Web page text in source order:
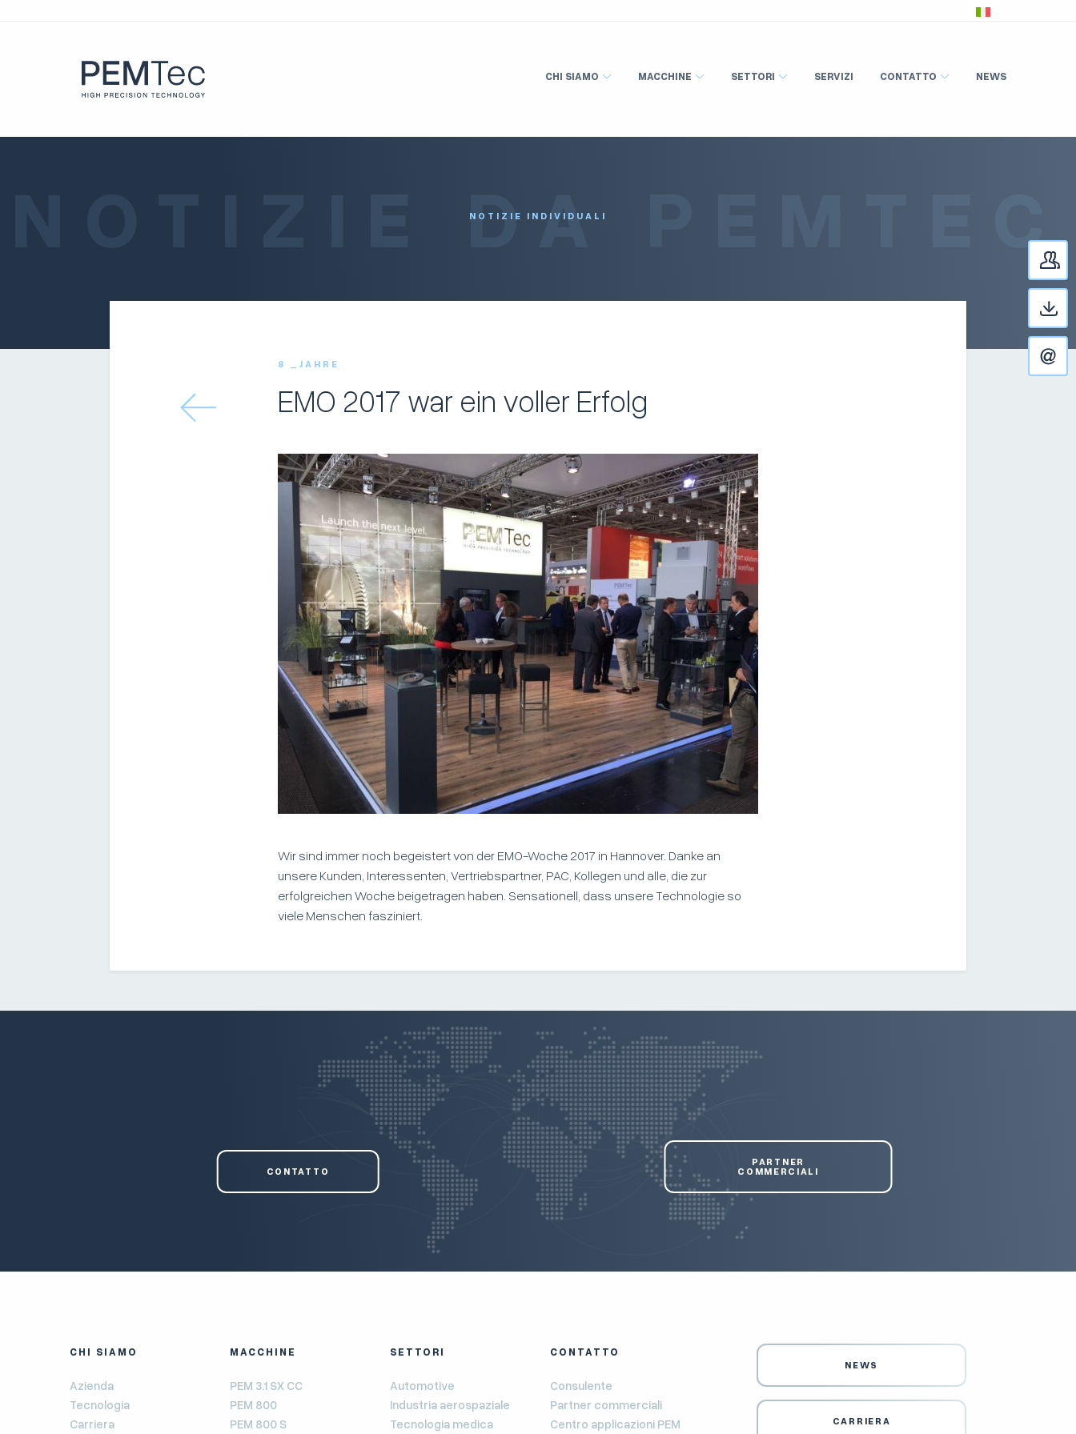
CHI SIAMO MACCHINE SETTORI SERVIZI CONTATTO NEWS
NOTIZIE INDIVIDUALI
NOTIZIE DA PEMTEC
8 _JAHRE
EMO 2017 war ein voller Erfolg
Wir sind immer noch begeistert von der EMO-Woche 2017 in Hannover. Danke an
unsere Kunden, Interessenten, Vertriebspartner, PAC, Kollegen und alle, die zur
erfolgreichen Woche beigetragen haben. Sensationell, dass unsere Technologie so
viele Menschen fasziniert.
CONTATTO
PARTNER
COMMERCIALI
CHI SIAMO
Azienda
Tecnologia
Carriera
MACCHINE
PEM 3.1 SX CC
PEM 800
PEM 800 S
SETTORI
Automotive
Industria aerospaziale
Tecnologia medica
CONTATTO
Consulente
Partner commerciali
Centro applicazioni PEM
NEWS
CARRIERA